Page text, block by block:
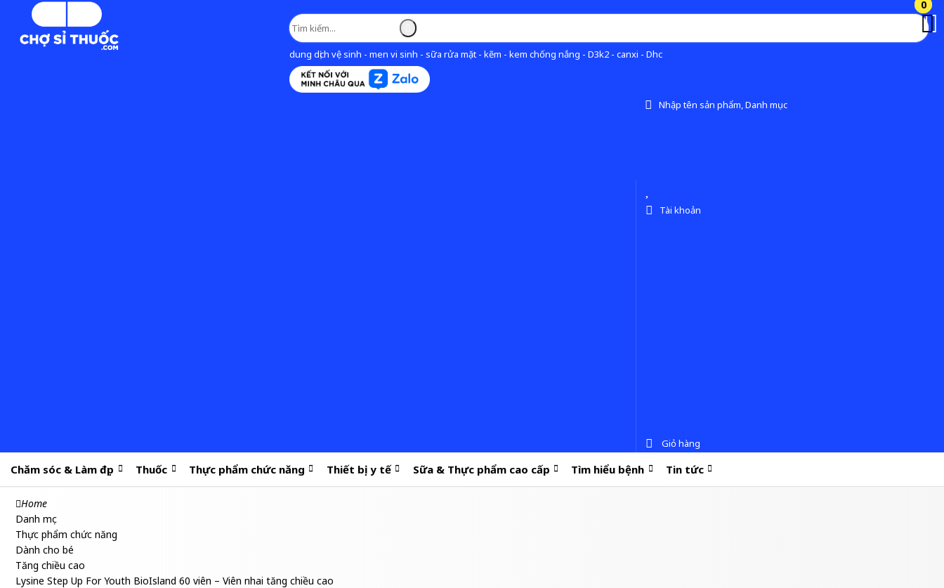
dung dịch vệ sinh - men vi sinh - sữa rửa mặt - kẽm - kem chống nắng - D3k2 - canxi - Dhc
Nhập tên sản phẩm, Danh mục
0
Tài khoản
0
Giỏ hàng
Chăm sóc & Làm đẹp Thuốc Thực phẩm chức năng Thiết bị y tế Sữa & Thực phẩm cao cấp Tìm hiểu bệnh Tin tức
Home
Danh mục
Thực phẩm chức năng
Dành cho bé
Tăng chiều cao
Lysine Step Up For Youth BioIsland 60 viên – Viên nhai tăng chiều cao